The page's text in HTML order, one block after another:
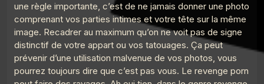
une règle importante, c’est de ne jamais donner une photo
comprenant vos parties intimes et votre tête sur la même
image. Recadrer au maximum qu’on ne voit pas de signe
distinctif de votre appart ou vos tatouages. Ça peut
prévenir d’une utilisation malvenue de vos photos, vous
pourrez toujours dire que c’est pas vous. Le revenge porn